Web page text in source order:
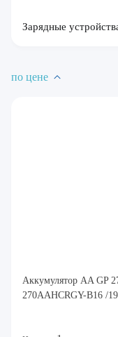
Зарядные
по цене
Аккумулятор AA GP
270AAHCRGY-B16 /